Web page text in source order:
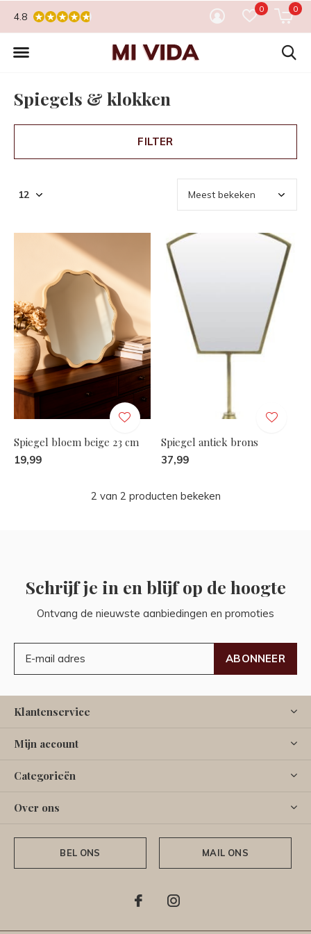
0 0
4.8
Spiegels & klokken
FILTER
Spiegel bloem beige 23 cm
19,99
Spiegel antiek brons
37,99
2 van 2 producten bekeken
Schrijf je in en blijf op de hoogte
Ontvang de nieuwste aanbiedingen en promoties
ABONNEER
Klantenservice
Mijn account
Categorieën
Over ons
BEL ONS MAIL ONS